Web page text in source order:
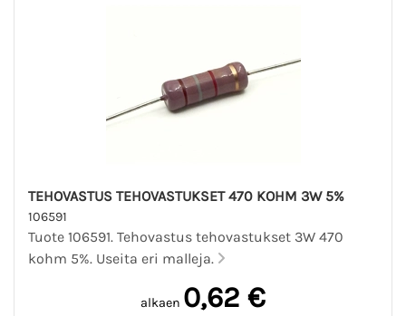
TEHOVASTUS TEHOVASTUKSET 470 KOHM 3W 5%
106591
Tuote 106591. Tehovastus tehovastukset 3W 470
kohm 5%. Useita eri malleja.
alkaen 0,62 €